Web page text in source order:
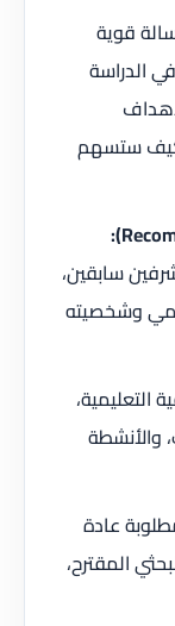
قوية
الدراسة
وكيف ستسهم
سابقين،
وشخصيته
التعليمية،
والأنشطة
عادة
المقترح،